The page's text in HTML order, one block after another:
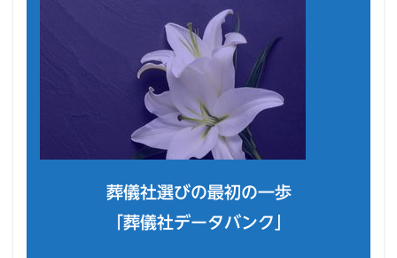
葬儀社選びの最初の一歩
「葬儀社データバンク」